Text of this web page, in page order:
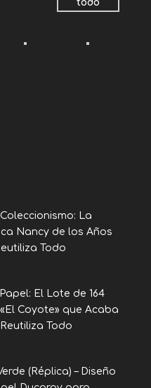
La
Nancy de los Años
Todo
El Lote de 164
Coyote» que Acaba
Todo
(Réplica) – Diseño